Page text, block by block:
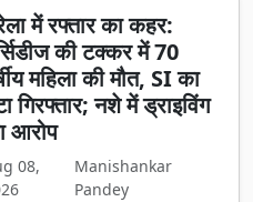
में रफ्तार का कहर:
की टक्कर में 70
महिला की मौत, SI का
गिरफ्तार; नशे में ड्राइविंग
आरोप
08,
Manishankar
Pandey